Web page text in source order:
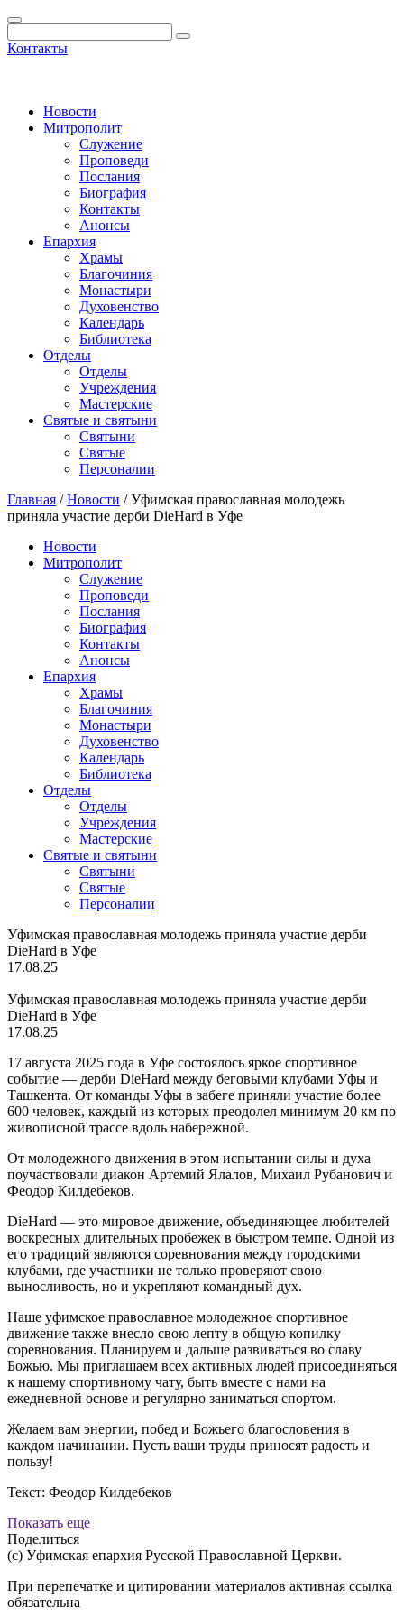
Контакты
Новости
Митрополит
Служение
Проповеди
Послания
Биография
Контакты
Анонсы
Епархия
Храмы
Благочиния
Монастыри
Духовенство
Календарь
Библиотека
Отделы
Отделы
Учреждения
Мастерские
Святые и святыни
Cвятыни
Cвятые
Персоналии
Главная /Новости /Уфимская православная молодежь
приняла участие дерби DieHard в Уфе
Новости
Митрополит
Служение
Проповеди
Послания
Биография
Контакты
Анонсы
Епархия
Храмы
Благочиния
Монастыри
Духовенство
Календарь
Библиотека
Отделы
Отделы
Учреждения
Мастерские
Святые и святыни
Cвятыни
Cвятые
Персоналии
Уфимская православная молодежь приняла участие дерби
DieHard в Уфе
17.08.25
Уфимская православная молодежь приняла участие дерби
DieHard в Уфе
17.08.25
17 августа 2025 года в Уфе состоялось яркое спортивное
событие — дерби DieHard между беговыми клубами Уфы и
Ташкента. От команды Уфы в забеге приняли участие более
600 человек, каждый из которых преодолел минимум 20 км по
живописной трассе вдоль набережной.
От молодежного движения в этом испытании силы и духа
поучаствовали диакон Артемий Ялалов, Михаил Рубанович и
Феодор Килдебеков.
DieHard — это мировое движение, объединяющее любителей
воскресных длительных пробежек в быстром темпе. Одной из
его традиций являются соревнования между городскими
клубами, где участники не только проверяют свою
выносливость, но и укрепляют командный дух.
Наше уфимское православное молодежное спортивное
движение также внесло свою лепту в общую копилку
соревнования. Планируем и дальше развиваться во славу
Божью. Мы приглашаем всех активных людей присоединяться
к нашему спортивному чату, быть вместе с нами на
ежедневной основе и регулярно заниматься спортом.
Желаем вам энергии, побед и Божьего благословения в
каждом начинании. Пусть ваши труды приносят радость и
пользу!
Текст: Феодор Килдебеков
Показать еще
Поделиться
(с) Уфимская епархия Русской Православной Церкви.
При перепечатке и цитировании материалов активная ссылка
обязательна